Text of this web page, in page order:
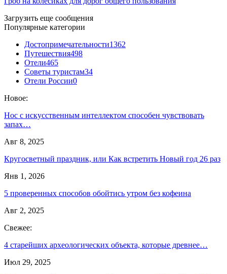
Загрузить еще сообщения
Популярные категории
Достопримечательности1362
Путешествия498
Отели465
Советы туристам34
Отели России0
Новое:
Нос с искусственным интеллектом способен чувствовать
запах…
Авг 8, 2025
Кругосветный праздник, или Как встретить Новый год 26 раз
Янв 1, 2026
5 проверенных способов обойтись утром без кофеина
Авг 2, 2025
Свежее:
4 старейших археологических объекта, которые древнее…
Июл 29, 2025